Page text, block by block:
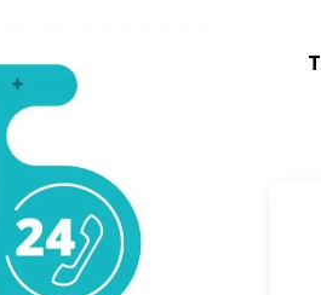
Raul Filho
4 anos atrás